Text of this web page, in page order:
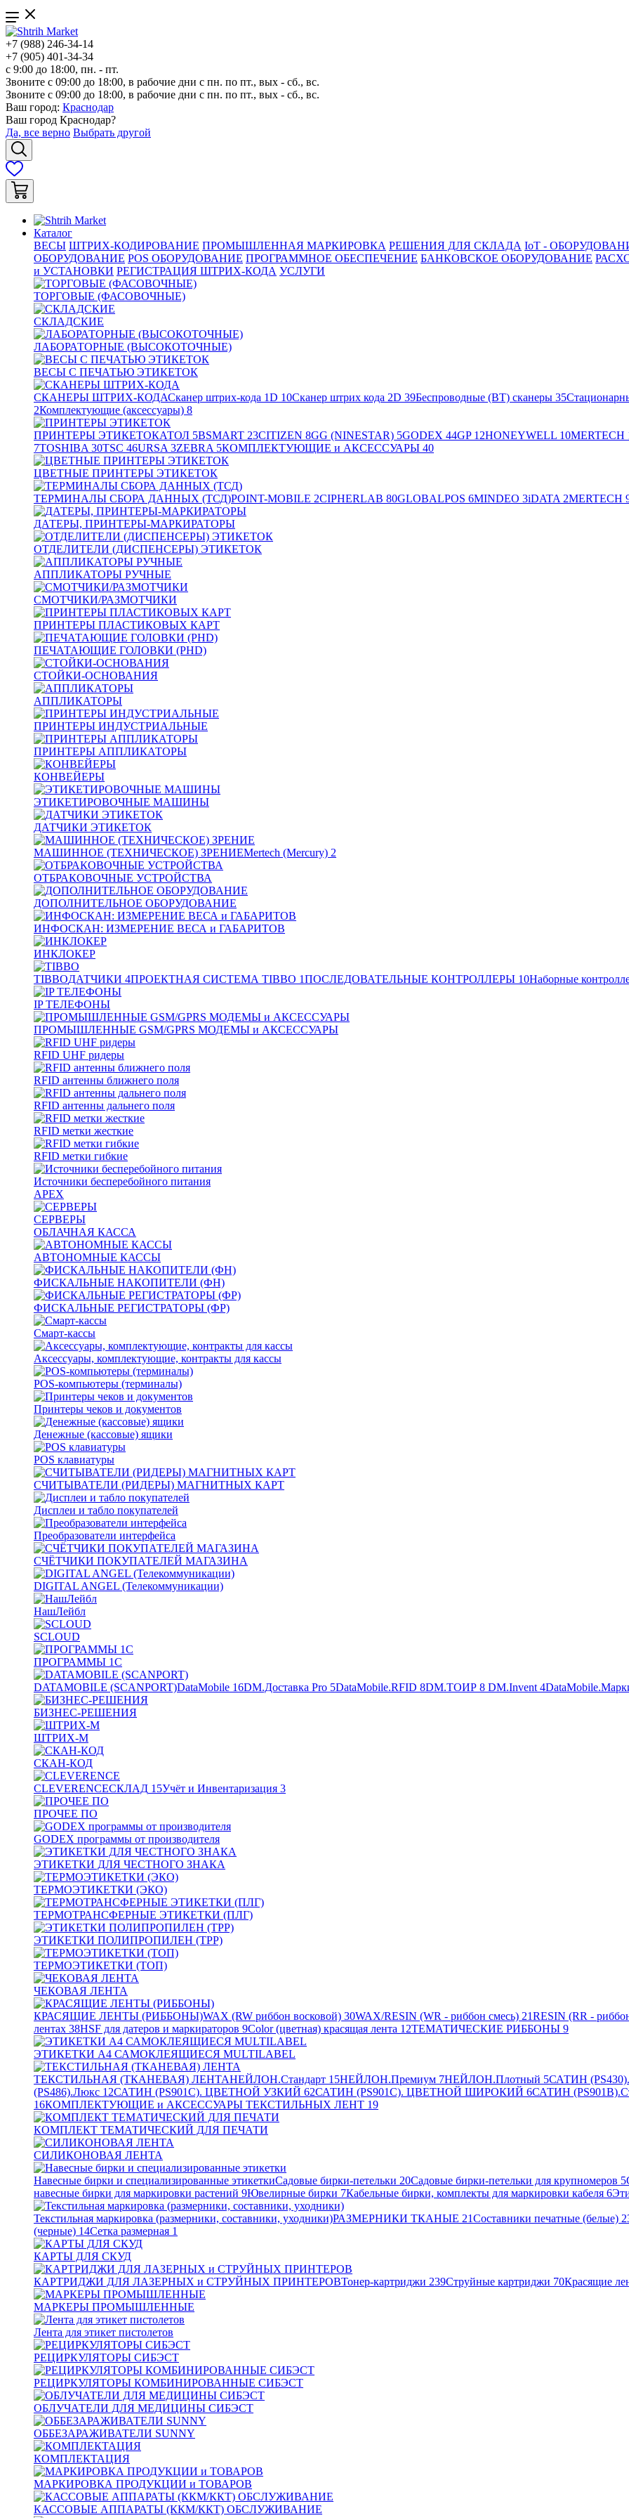
+7 (988) 246-34-14
+7 (905) 401-34-34
с 9:00 до 18:00, пн. - пт.
Звоните с 09:00 до 18:00, в рабочие дни с пн. по пт., вых - сб., вс.
Звоните с 09:00 до 18:00, в рабочие дни с пн. по пт., вых - сб., вс.
Ваш город: Краснодар
Ваш город Краснодар?
Да, все верно Выбрать другой
Каталог
ВЕСЫ ШТРИХ-КОДИРОВАНИЕ ПРОМЫШЛЕННАЯ МАРКИРОВКА РЕШЕНИЯ ДЛЯ СКЛАДА IoT -
ОБОРУДОВАНИЕ POS ОБОРУДОВАНИЕ ПРОГРАММНОЕ ОБЕСПЕЧЕНИЕ БАНКОВСКОЕ ОБОРУДОВАНИЕ
и УСТАНОВКИ РЕГИСТРАЦИЯ ШТРИХ-КОДА УСЛУГИ
ТОРГОВЫЕ (ФАСОВОЧНЫЕ)
СКЛАДСКИЕ
ЛАБОРАТОРНЫЕ (ВЫСОКОТОЧНЫЕ)
ВЕСЫ С ПЕЧАТЬЮ ЭТИКЕТОК
СКАНЕРЫ ШТРИХ-КОДАСканер штрих-кода 1D 10Сканер штрих кода 2D 39Беспроводные (BT) сканеры 35
2Комплектующие (аксессуары) 8
ПРИНТЕРЫ ЭТИКЕТОКАТОЛ 5BSMART 23CITIZEN 8GG (NINESTAR) 5GODEX 44GP12HONEYWELL 10MERTECH
7TOSHIBA 30TSC 46URSA 3ZEBRA 5КОМПЛЕКТУЮЩИЕ и АКСЕССУАРЫ 40
ЦВЕТНЫЕ ПРИНТЕРЫ ЭТИКЕТОК
ТЕРМИНАЛЫ СБОРА ДАННЫХ (ТСД)POINT-MOBILE 2CIPHERLAB 80GLOBALPOS 6MINDEO 3iDATA 2MERTECH
ДАТЕРЫ, ПРИНТЕРЫ-МАРКИРАТОРЫ
ОТДЕЛИТЕЛИ (ДИСПЕНСЕРЫ) ЭТИКЕТОК
АППЛИКАТОРЫ РУЧНЫЕ
СМОТЧИКИ/РАЗМОТЧИКИ
ПРИНТЕРЫ ПЛАСТИКОВЫХ КАРТ
ПЕЧАТАЮЩИЕ ГОЛОВКИ (PHD)
СТОЙКИ-ОСНОВАНИЯ
АППЛИКАТОРЫ
ПРИНТЕРЫ ИНДУСТРИАЛЬНЫЕ
ПРИНТЕРЫ АППЛИКАТОРЫ
КОНВЕЙЕРЫ
ЭТИКЕТИРОВОЧНЫЕ МАШИНЫ
ДАТЧИКИ ЭТИКЕТОК
МАШИННОЕ (ТЕХНИЧЕСКОЕ) ЗРЕНИЕMertech (Mercury) 2
ОТБРАКОВОЧНЫЕ УСТРОЙСТВА
ДОПОЛНИТЕЛЬНОЕ ОБОРУДОВАНИЕ
ИНФОСКАН: ИЗМЕРЕНИЕ ВЕСА и ГАБАРИТОВ
ИНКЛОКЕР
TIBBOДАТЧИКИ 4ПРОЕКТНАЯ СИСТЕМА TIBBO 1ПОСЛЕДОВАТЕЛЬНЫЕ КОНТРОЛЛЕРЫ 10Наборные
IP ТЕЛЕФОНЫ
ПРОМЫШЛЕННЫЕ GSM/GPRS МОДЕМЫ и АКСЕССУАРЫ
RFID UHF ридеры
RFID антенны ближнего поля
RFID антенны дальнего поля
RFID метки жесткие
RFID метки гибкие
Источники бесперебойного питания
APEX
СЕРВЕРЫ
ОБЛАЧНАЯ КАССА
АВТОНОМНЫЕ КАССЫ
ФИСКАЛЬНЫЕ НАКОПИТЕЛИ (ФН)
ФИСКАЛЬНЫЕ РЕГИСТРАТОРЫ (ФР)
Смарт-кассы
Аксессуары, комплектующие, контракты для кассы
POS-компьютеры (терминалы)
Принтеры чеков и документов
Денежные (кассовые) ящики
POS клавиатуры
СЧИТЫВАТЕЛИ (РИДЕРЫ) МАГНИТНЫХ КАРТ
Дисплеи и табло покупателей
Преобразователи интерфейса
СЧЁТЧИКИ ПОКУПАТЕЛЕЙ МАГАЗИНА
DIGITAL ANGEL (Телекоммуникации)
НашЛейбл
SCLOUD
ПРОГРАММЫ 1С
DATAMOBILE (SCANPORT)DataMobile 16DM.Доставка Pro 5DataMobile.RFID 8DM.ТОИР 8 DM.Invent 4
БИЗНЕС-РЕШЕНИЯ
ШТРИХ-М
СКАН-КОД
CLEVERENCEСКЛАД 15Учёт и Инвентаризация 3
ПРОЧЕЕ ПО
GODEX программы от производителя
ЭТИКЕТКИ ДЛЯ ЧЕСТНОГО ЗНАКА
ТЕРМОЭТИКЕТКИ (ЭКО)
ТЕРМОТРАНСФЕРНЫЕ ЭТИКЕТКИ (ПЛГ)
ЭТИКЕТКИ ПОЛИПРОПИЛЕН (TPP)
ТЕРМОЭТИКЕТКИ (ТОП)
ЧЕКОВАЯ ЛЕНТА
КРАСЯЩИЕ ЛЕНТЫ (РИББОНЫ)WAX (RW риббон восковой) 30WAX/RESIN (WR - риббон смесь) 21RESIN (RR -
лентах 38HSF для датеров и маркираторов 9Color (цветная) красящая лента 12ТЕМАТИЧЕСКИЕ РИББОНЫ 9
ЭТИКЕТКИ А4 САМОКЛЕЯЩИЕСЯ MULTILABEL
ТЕКСТИЛЬНАЯ (ТКАНЕВАЯ) ЛЕНТАНЕЙЛОН.Стандарт 15НЕЙЛОН.Премиум 7НЕЙЛОН.Плотный 5САТИН
(PS486).Люкс 12САТИН (PS901C). ЦВЕТНОЙ УЗКИЙ 62САТИН (PS901C). ЦВЕТНОЙ ШИРОКИЙ 6САТИН
16КОМПЛЕКТУЮЩИЕ и АКСЕССУАРЫ ТЕКСТИЛЬНЫХ ЛЕНТ 19
КОМПЛЕКТ ТЕМАТИЧЕСКИЙ ДЛЯ ПЕЧАТИ
СИЛИКОНОВАЯ ЛЕНТА
Навесные бирки и специализированные этикеткиСадовые бирки-петельки 20Садовые бирки-петельки для крупномеров 5
навесные бирки для маркировки растений 9Ювелирные бирки 7Кабельные бирки, комплекты для маркировки кабеля 6
Текстильная маркировка (размерники, составники, уходники)РАЗМЕРНИКИ ТКАНЫЕ 21Составники печатные (белые)
(черные) 14Сетка размерная 1
КАРТЫ ДЛЯ СКУД
КАРТРИДЖИ ДЛЯ ЛАЗЕРНЫХ и СТРУЙНЫХ ПРИНТЕРОВТонер-картриджи 239Струйные картриджи 70Красящие
МАРКЕРЫ ПРОМЫШЛЕННЫЕ
Лента для этикет пистолетов
РЕЦИРКУЛЯТОРЫ СИБЭСТ
РЕЦИРКУЛЯТОРЫ КОМБИНИРОВАННЫЕ СИБЭСТ
ОБЛУЧАТЕЛИ ДЛЯ МЕДИЦИНЫ СИБЭСТ
ОББЕЗАРАЖИВАТЕЛИ SUNNY
КОМПЛЕКТАЦИЯ
МАРКИРОВКА ПРОДУКЦИИ и ТОВАРОВ
КАССОВЫЕ АППАРАТЫ (ККМ/ККТ) ОБСЛУЖИВАНИЕ